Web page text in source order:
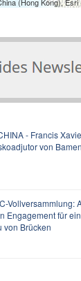
- Francis
von
Vollversammlung:
Engagement für
von Brücken